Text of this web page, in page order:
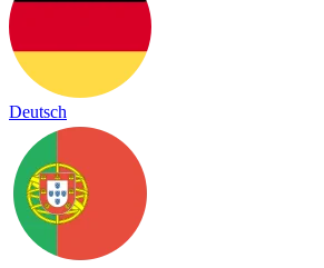
Deutsch